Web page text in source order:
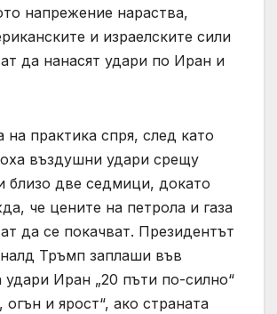
напрежение нараства,
и израелските сили
да нанасят удари по Иран и
на практика спря, след като
въздушни удари срещу
близо две седмици, докато
че цените на петрола и газа
да се покачват. Президентът
Тръмп заплаши във
удари Иран „20 пъти по-силно“
огън и ярост“, ако страната